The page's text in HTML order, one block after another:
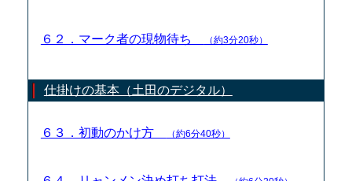
６２．マーク者の現物待ち （約3分20秒）
仕掛けの基本（土田のデジタル）
６３．初動のかけ方 （約6分40秒）